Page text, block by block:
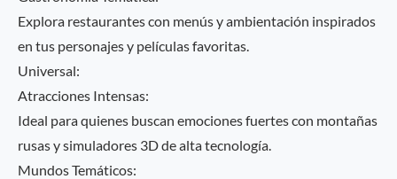
Explora restaurantes con menús y ambientación inspirados
en tus personajes y películas favoritas.
Universal:
Atracciones Intensas:
Ideal para quienes buscan emociones fuertes con montañas
rusas y simuladores 3D de alta tecnología.
Mundos Temáticos: